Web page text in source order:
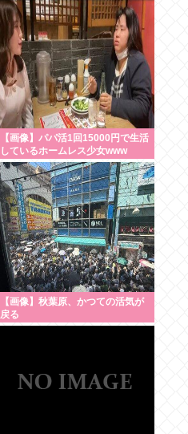
【画像】パパ活1回15000円で生活
しているホームレス少女www
【画像】秋葉原、かつての活気が
戻る